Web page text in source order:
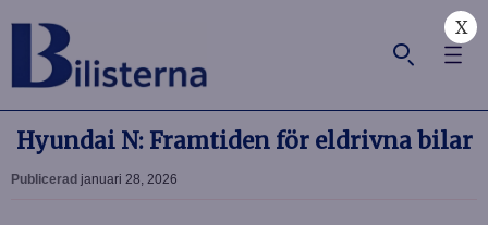
X
Hyundai N: Framtiden för eldrivna bilar
Publicerad januari 28, 2026